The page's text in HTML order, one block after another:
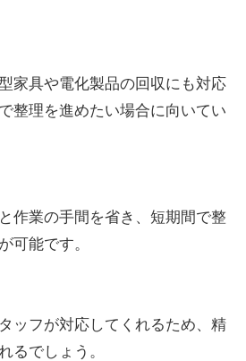
家具や電化製品の回収にも対応
整理を進めたい場合に向いてい
作業の手間を省き、短期間で整
可能です。
ッフが対応してくれるため、精
るでしょう。